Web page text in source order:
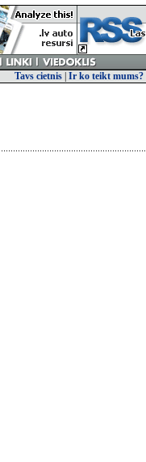
Tavs cietnis Ir ko teikt mums?